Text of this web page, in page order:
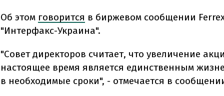
Об этом говорится в биржевом сообщении
"Интерфакс-Украина".
"Совет директоров считает, что увеличение
настоящее время является единственным
в необходимые сроки", - отмечается в